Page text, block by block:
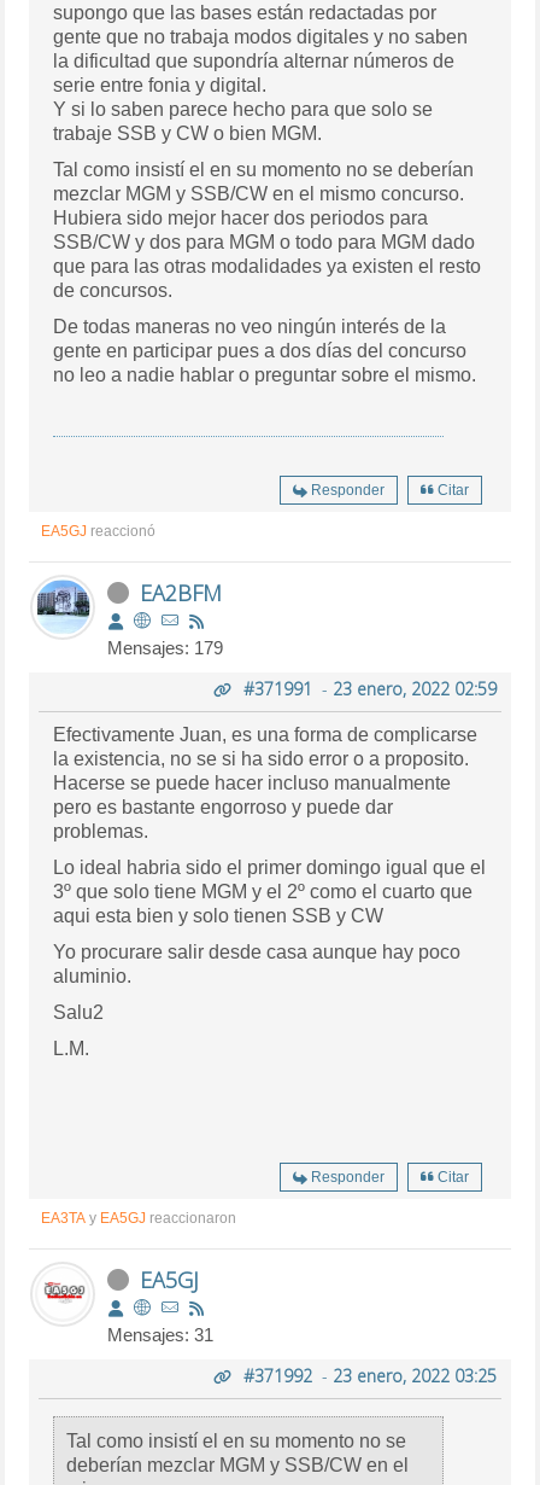
supongo que las bases están redactadas por
gente que no trabaja modos digitales y no saben
la dificultad que supondría alternar números de
serie entre fonia y digital.
Y si lo saben parece hecho para que solo se
trabaje SSB y CW o bien MGM.
Tal como insistí el en su momento no se deberían
mezclar MGM y SSB/CW en el mismo concurso.
Hubiera sido mejor hacer dos periodos para
SSB/CW y dos para MGM o todo para MGM dado
que para las otras modalidades ya existen el resto
de concursos.
De todas maneras no veo ningún interés de la
gente en participar pues a dos días del concurso
no leo a nadie hablar o preguntar sobre el mismo.
Responder Citar
EA5GJ reaccionó
EA2BFM
Mensajes: 179
#371991 - 23 enero, 2022 02:59
Efectivamente Juan, es una forma de complicarse
la existencia, no se si ha sido error o a proposito.
Hacerse se puede hacer incluso manualmente
pero es bastante engorroso y puede dar
problemas.
Lo ideal habria sido el primer domingo igual que el
3º que solo tiene MGM y el 2º como el cuarto que
aqui esta bien y solo tienen SSB y CW
Yo procurare salir desde casa aunque hay poco
aluminio.
Salu2
L.M.
Responder Citar
EA3TA y EA5GJ reaccionaron
EA5GJ
Mensajes: 31
#371992- 23 enero, 2022 03:25
Tal como insistí el en su momento no se
deberían mezclar MGM y SSB/CW en el